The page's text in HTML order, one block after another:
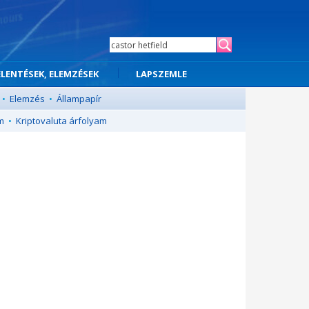
ELEMZÉSEK
LAPSZEMLE
• Elemzés • Állampapír
• Kriptovaluta árfolyam